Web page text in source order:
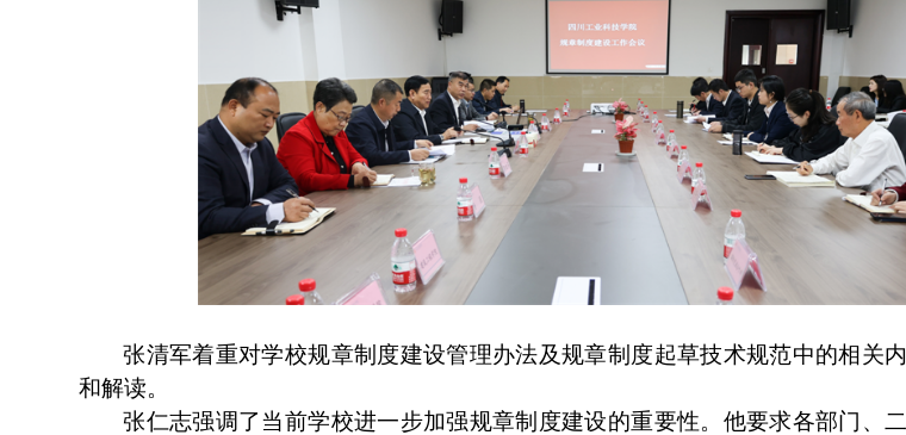
张清军着重对学校规章制度建设管理办法及规章制度起草技术规范中的相关
和解读。
张仁志强调了当前学校进一步加强规章制度建设的重要性。他要求各部门、